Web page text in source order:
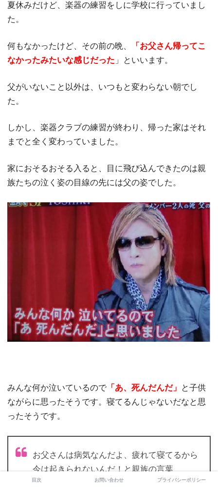
夏休みだけど、楽器の練習をしに学校に行っていまし
た。
何もなかったけど、その前の晩、
「お父さん帰ってこ
なかったみたいな感じだった 」といいます。
父がいないこと以外は、いつもと変わらない朝でし
た。
しかし、楽器クラブの練習が終わり、帰った家はそれ
までと全く変わっていました。
家におそるおそる入ると、目に飛び込んできたのは親
族たちの泣く姿の目線の先には父の姿でした。
みんな何か泣いているので 「あ、死んだんだ」
と子供
ながらに思ったそうです。寝てるんじゃないだなと思
ったそうです。
お父さんは病気なんだよ、疲れて寝てるから
今は起きられないんだ！と親族の言葉
目次 お問い合わせ プライバシーポリシー